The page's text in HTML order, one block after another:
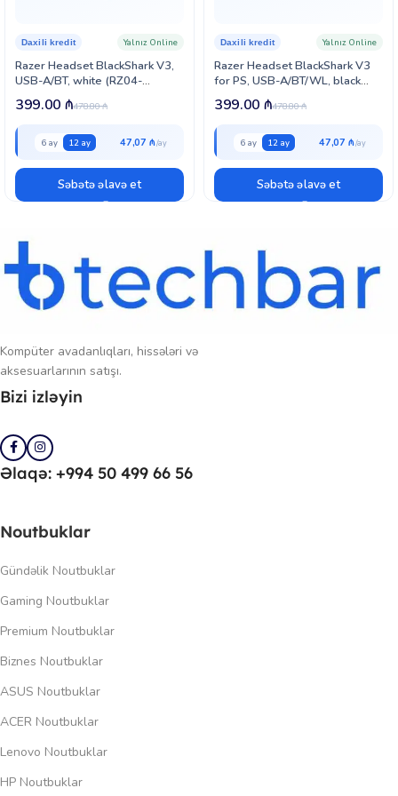
Razer Headset BlackShark V3,
USB-A/BT, white (RZ04-
05410400-R3M1)
Daxili kredit Yalnız Online
478.80₼
399.00 ₼
6 ay 12 ay 47,07 ₼
Səbətə əlavə et
Razer Headset BlackShark V3
for PS, USB-A/BT/WL, black
(RZ04-05410300-R3G1)
Daxili kredit Yalnız Online
478.80₼
399.00 ₼
6 ay 12 ay 47,07 ₼
Səbətə əlavə et
Kompüter avadanlıqları, hissələri və
aksesuarlarının satışı.
Bizi izləyin
Əlaqə: +994 50 499 66 56
Noutbuklar
Gündəlik Noutbuklar
Gaming Noutbuklar
Premium Noutbuklar
Biznes Noutbuklar
ASUS Noutbuklar
ACER Noutbuklar
Lenovo Noutbuklar
HP Noutbuklar